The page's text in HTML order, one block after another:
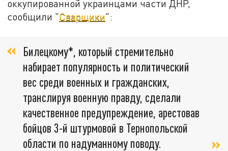
оккупированной украинцами части ДНР,
сообщили "Сварщики":
Билецкому*, который стремительно
набирает популярность и политический
вес среди военных и гражданских,
транслируя военную правду, сделали
качественное предупреждение, арестовав
бойцов 3-й штурмовой в Тернопольской
области по надуманному поводу.